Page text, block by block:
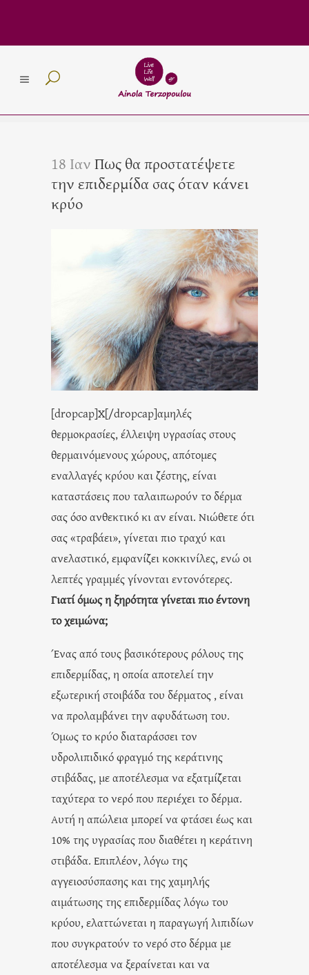
18 ΙανΠως θα προστατέψετε
την επιδερμίδα σας όταν κάνει
κρύο
[dropcap]Χ[/dropcap]αμηλές
θερμοκρασίες, έλλειψη υγρασίας στους
θερμαινόμενους χώρους, απότομες
εναλλαγές κρύου και ζέστης, είναι
καταστάσεις που ταλαιπωρούν το δέρμα
σας όσο ανθεκτικό κι αν είναι. Νιώθετε ότι
σας «τραβάει», γίνεται πιο τραχύ και
ανελαστικό, εμφανίζει κοκκινίλες, ενώ οι
λεπτές γραμμές γίνονται εντονότερες.
Γιατί όμως η ξηρότητα γίνεται πιο έντονη
το χειμώνα;
Ένας από τους βασικότερους ρόλους της
επιδερμίδας, η οποία αποτελεί την
εξωτερική στοιβάδα του δέρματος , είναι
να προλαμβάνει την αφυδάτωση του.
Όμως το κρύο διαταράσσει τον
υδρολιπιδικό φραγμό της κεράτινης
στιβάδας, με αποτέλεσμα να εξατμίζεται
ταχύτερα το νερό που περιέχει το δέρμα.
Αυτή η απώλεια μπορεί να φτάσει έως και
10% της υγρασίας που διαθέτει η κεράτινη
στιβάδα. Επιπλέον, λόγω της
αγγειοσύσπασης και της χαμηλής
αιμάτωσης της επιδερμίδας λόγω του
κρύου, ελαττώνεται η παραγωγή λιπιδίων
που συγκρατούν το νερό στο δέρμα με
αποτέλεσμα να ξεραίνεται και να